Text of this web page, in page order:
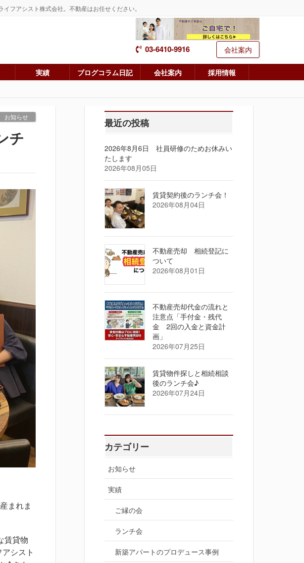
フアシスト株式会社。不動産はお任せください。
03-6410-9916 会社案内
実績 ブログコラム日記 会社案内 採用情報
お知らせ
チ
まれま
賃貸物
シスト
最近の投稿
2026年8月6日 社員研修のためお休みい
たします
2026年08月05日
賃貸契約後のランチ会！
2026年08月04日
不動産売却 相続登記に
ついて
2026年08月01日
不動産売却代金の流れと
注意点「手付金・残代
金 2回の入金と資金計
画」
2026年07月25日
賃貸物件探しと相続相談
後のランチ会♪
2026年07月24日
カテゴリー
お知らせ
実績
ご縁の会
ランチ会
新築アパートのプロデュース事例